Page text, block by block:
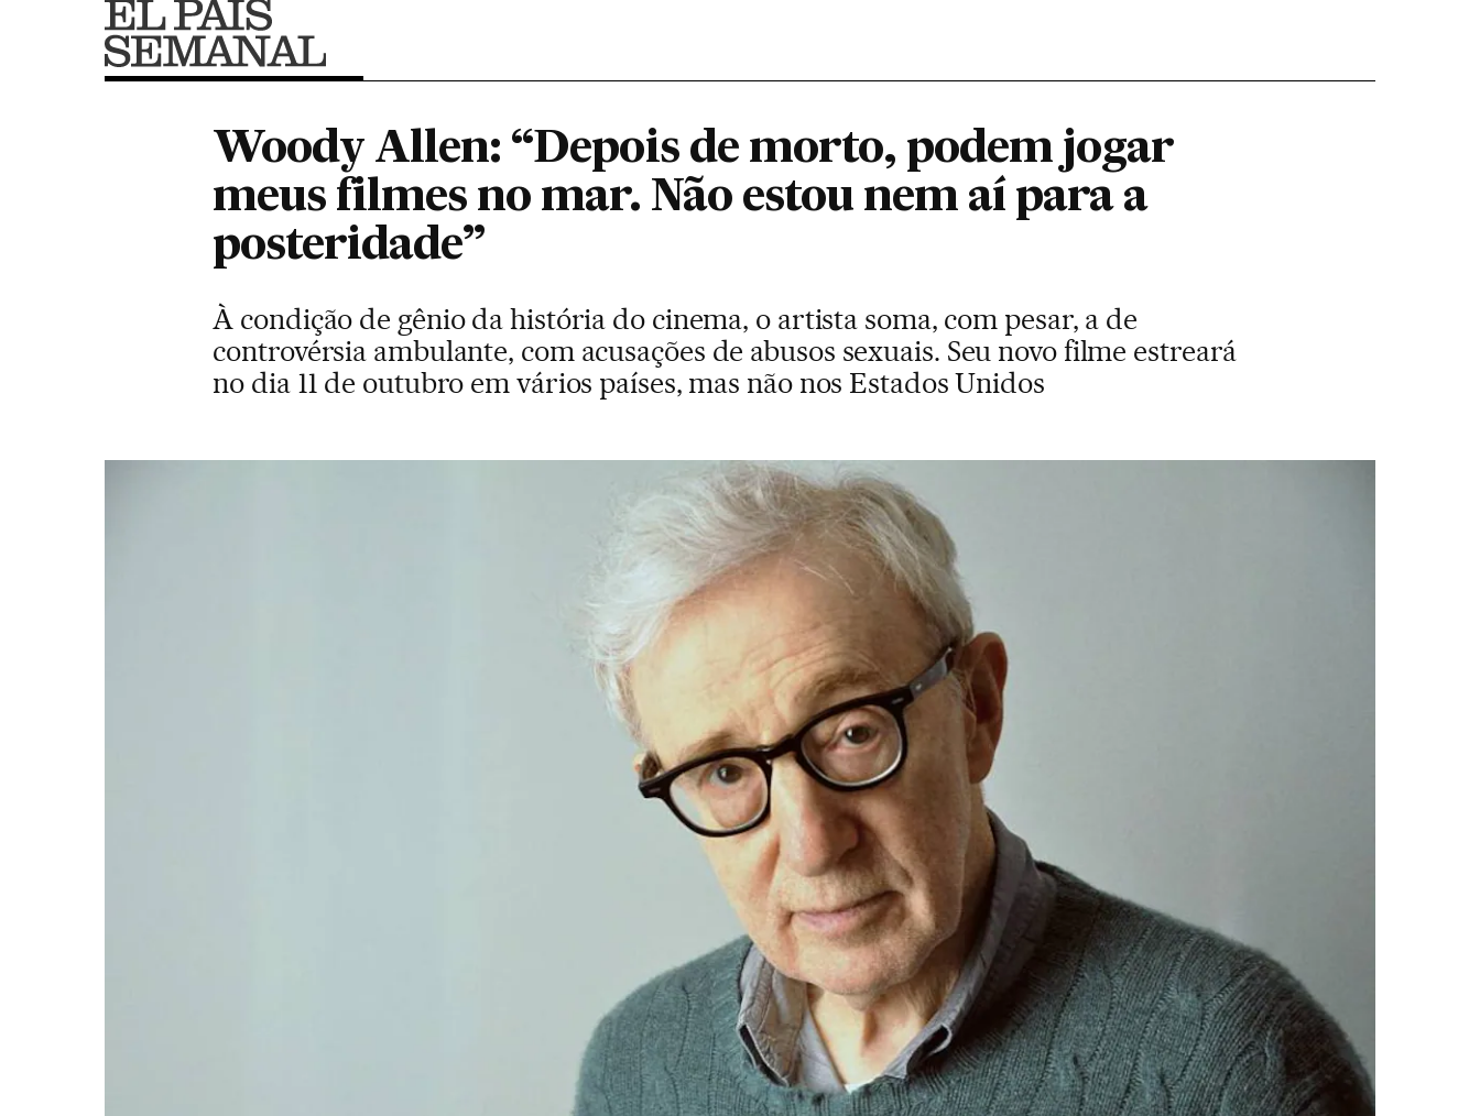
Woody Allen: “Depois de morto, podem jogar
meus filmes no mar. Não estou nem aí para a
posteridade”
À condição de gênio da história do cinema, o artista soma, com pesar, a de
controvérsia ambulante, com acusações de abusos sexuais. Seu novo filme estreará
no dia 11 de outubro em vários países, mas não nos Estados Unidos